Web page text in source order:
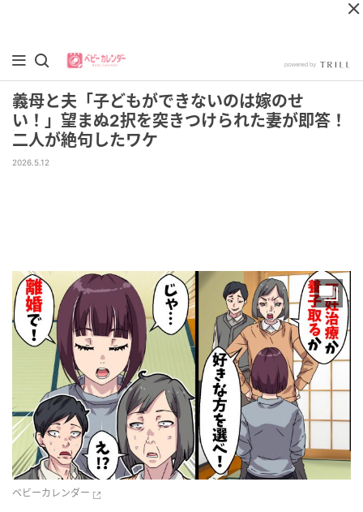
義母と夫「子どもができないのは嫁のせ
い！」望まぬ2択を突きつけられた妻が即答！
二人が絶句したワケ
2026.5.12
ベビーカレンダー